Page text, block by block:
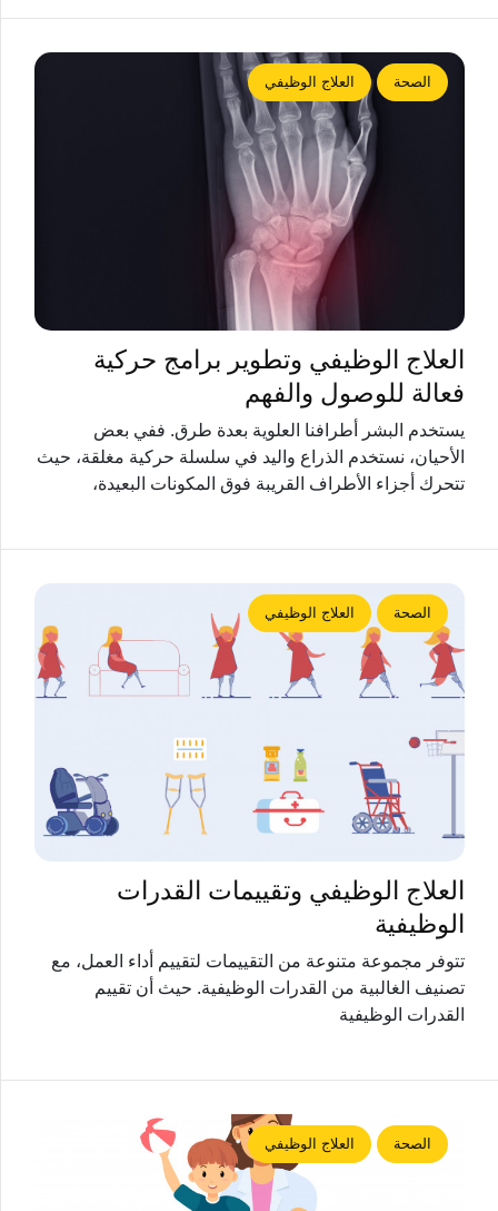
الصحة العلاج الوظيفي
العلاج الوظيفي وتطوير برامج حركية
فعالة للوصول والفهم
يستخدم البشر أطرافنا العلوية بعدة طرق. ففي بعض
الأحيان، نستخدم الذراع واليد في سلسلة حركية مغلقة، حيث
تتحرك أجزاء الأطراف القريبة فوق المكونات البعيدة،
الصحة العلاج الوظيفي
العلاج الوظيفي وتقييمات القدرات
الوظيفية
تتوفر مجموعة متنوعة من التقييمات لتقييم أداء العمل، مع
تصنيف الغالبية من القدرات الوظيفية. حيث أن تقييم
القدرات الوظيفية
الصحة العلاج الوظيفي